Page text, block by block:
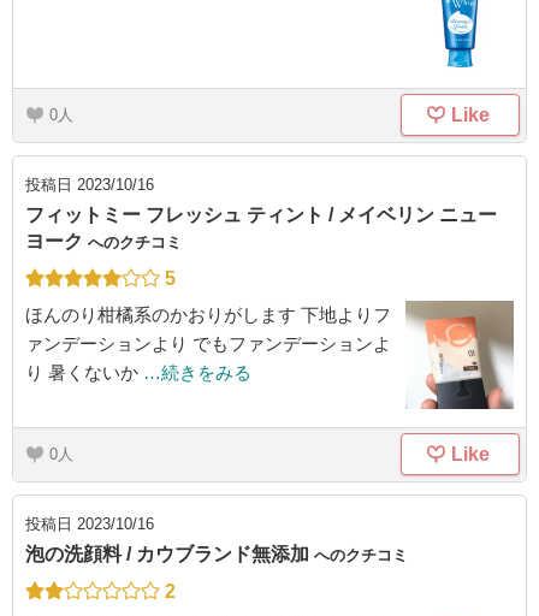
0 Like
投稿日 2023/10/16
フィットミー フレッシュ ティント / メイベリン ニュー
ヨーク へのクチコミ
5
ほんのり柑橘系のかおりがします 下地よりフ
ァンデーションより でもファンデーションよ
り 暑くないか …続きをみる
0 Like
投稿日 2023/10/16
泡の洗顔料 / カウブランド無添加 へのクチコミ
2